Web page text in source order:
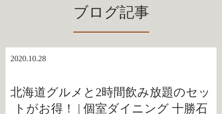
ブログ記事
2020.10.28
北海道グルメと2時間飲み放題のセッ
トがお得！ | 個室ダイニング 十勝石